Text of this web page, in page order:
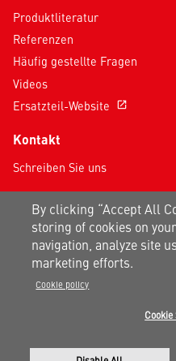
Produktliteratur
Referenzen
Häufig gestellte Fragen
Videos
Ersatzteil-Website
open_in_new
Kontakt
Schreiben Sie uns
Folgen Sie uns in den
©2026 Carrier. Alle Rechte
By clicking “Accept All
storing of cookies on
navigation, analyze site
marketing efforts.
Cookie policy